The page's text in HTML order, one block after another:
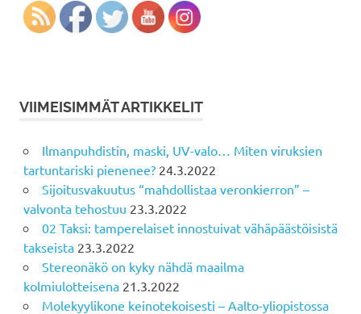
VIIMEISIMMÄT ARTIKKELIT
Ilmanpuhdistin, maski, UV-valo… Miten viruksien
tartuntariski pienenee? 24.3.2022
Sijoitusvakuutus “mahdollistaa veronkierron” –
valvonta tehostuu 23.3.2022
02 Taksi: tamperelaiset innostuivat vähäpäästöisistä
takseista 23.3.2022
Stereonäkö on kyky nähdä maailma
kolmiulotteisena 21.3.2022
Molekyylikone keinotekoisesti – Aalto-yliopistossa